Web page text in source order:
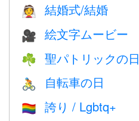
👰 結婚式/結婚
🎥 絵文字ムービー
☘️ 聖パトリックの日
🚴 自転車の日
🏳️‍🌈 誇り / Lgbtq+